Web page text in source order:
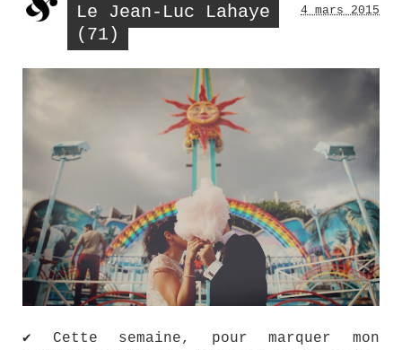
Le Jean-Luc Lahaye
(71)
4 mars 2015
✔ Cette semaine, pour marquer mon